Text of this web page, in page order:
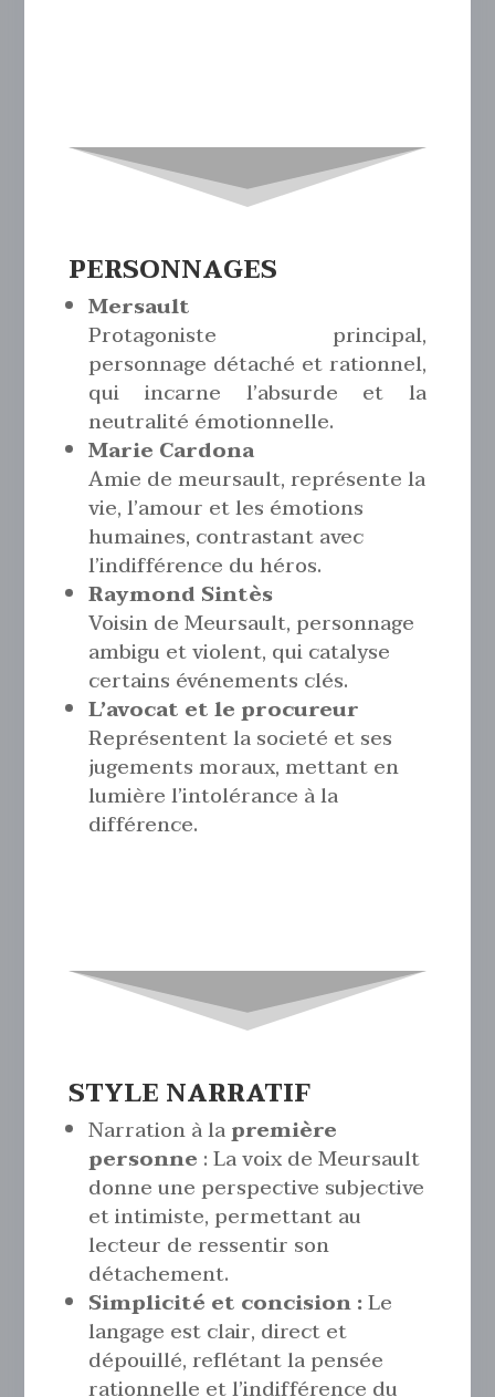
PERSONNAGES
Mersault
Protagoniste principal,
personnage détaché et rationnel,
qui incarne l’absurde et la
neutralité émotionnelle.
Marie Cardona
Amie de meursault, représente la
vie, l’amour et les émotions
humaines, contrastant avec
l’indifférence du héros.
Raymond Sintès
Voisin de Meursault, personnage
ambigu et violent, qui catalyse
certains événements clés.
L’avocat et le procureur
Représentent la societé et ses
jugements moraux, mettant en
lumière l’intolérance à la
différence.
STYLE NARRATIF
Narration à lapremière
personne : La voix de Meursault
donne une perspective subjective
et intimiste, permettant au
lecteur de ressentir son
détachement.
Simplicité et concision :Le
langage est clair, direct et
dépouillé, reflétant la pensée
rationnelle et l’indifférence du